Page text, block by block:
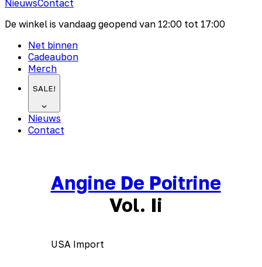
NieuwsContact
De winkel is vandaag geopend van 12:00 tot 17:00
Net binnen
Cadeaubon
Merch
SALE!
Nieuws
Contact
Angine De Poitrine
Vol. Ii
USA Import